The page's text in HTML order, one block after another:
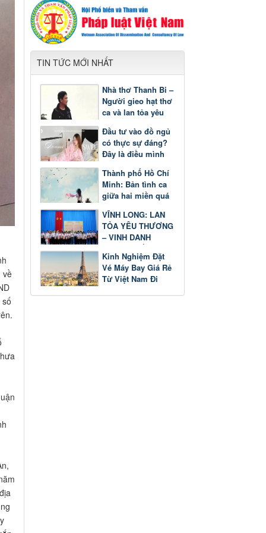
về
TIN TỨC MỚI NHẤT
Nhà thơ Thanh Bi –
Người gieo hạt thơ
ca và lan tỏa yêu
Đầu tư vào đồ ngủ
có thực sự đáng?
Đây là điều mình
thời gian
Thành phố Hồ Chí
Minh: Bản tình ca
giữa hai miền quá
VĨNH LONG: LAN
TỎA YÊU THƯƠNG
– VINH DANH
GƯƠNG SÁNG
HỌC TẬP
Kinh Nghiệm Đặt
Vé Máy Bay Giá Rẻ
Từ Việt Nam Đi